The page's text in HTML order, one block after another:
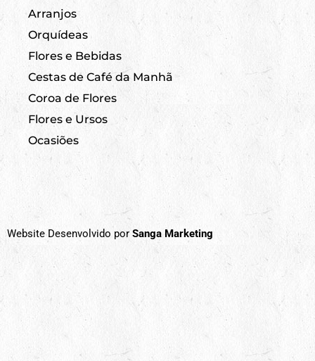
Arranjos
Orquídeas
Flores e Bebidas
Cestas de Café da Manhã
Coroa de Flores
Flores e Ursos
Ocasiões
Website Desenvolvido por Sanga Marketing